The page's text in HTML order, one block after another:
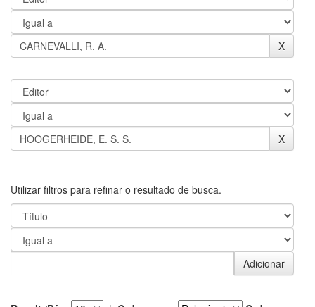
Utilizar filtros para refinar o resultado de busca.